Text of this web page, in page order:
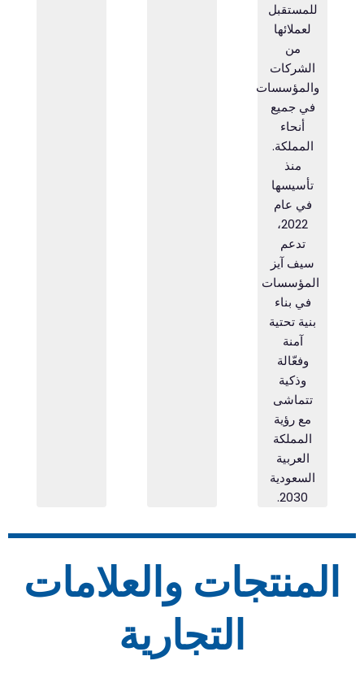
للمستقبل
لعملائها
الشركات
والمؤسسات
في جميع
أنحاء
المملكة.
تأسيسها
في عام
2022،
تدعم
سيف آيز
المؤسسات
في بناء
بنية تحتية
آمنة
وفعّالة
وذكية
تتماشى
مع رؤية
المملكة
العربية
السعودية
2030.
المنتجات والعلامات
التجارية